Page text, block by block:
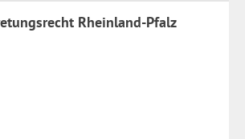
Rheinland-Pfalz